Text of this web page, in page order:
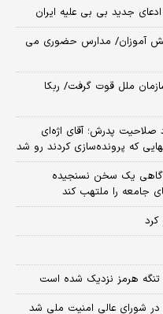
جدید بی بی علیه ایران
آموزان/ مدارس حضوری می
ملل قوت گرفت/ ربکا
صلاحیت پدرش؛ آقای اژه‌ای
که پرونده‌سازی کردند رو شد
گاهی یک سخن نسنجیده
جامعه را ملتهب کند
کرد
تنگه هرمز نزدیک شده است
در شورای عالی امنیت ملی شد